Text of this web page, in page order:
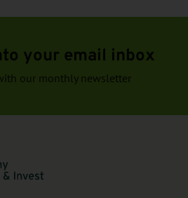
your email inbox
our monthly newsletter